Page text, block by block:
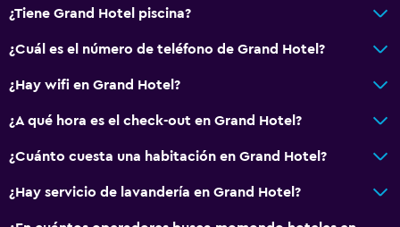
Tina de baño
Baño privado
Minibar
¿Tiene Grand Hotel piscina?
¿Cuál es el número de teléfono de Grand Hotel?
¿Hay wifi en Grand Hotel?
¿A qué hora es el check-out en Grand Hotel?
¿Cuánto cuesta una habitación en Grand Hotel?
¿Hay servicio de lavandería en Grand Hotel?